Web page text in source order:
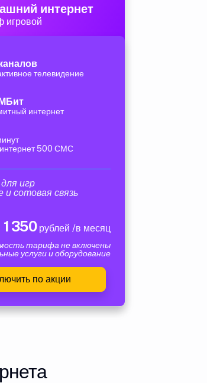
интернет
игровой
телевидение
интернет
500 СМС
игр
и сотовая связь
1 350рублей /в месяц
тарифа не включены
услуги и оборудование
по акции